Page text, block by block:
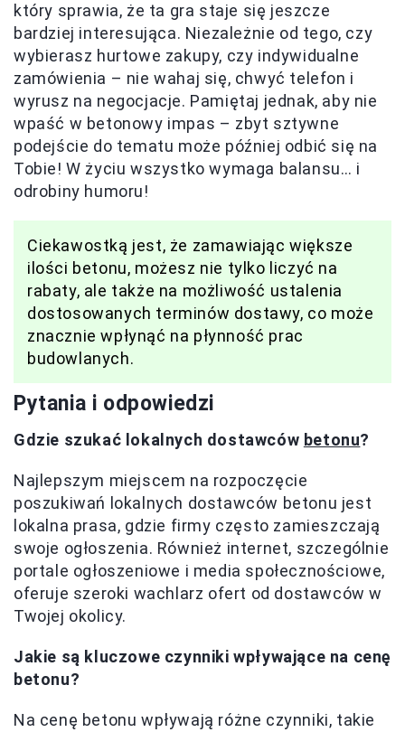
który sprawia, że ta gra staje się jeszcze
bardziej interesująca. Niezależnie od tego, czy
wybierasz hurtowe zakupy, czy indywidualne
zamówienia – nie wahaj się, chwyć telefon i
wyrusz na negocjacje. Pamiętaj jednak, aby nie
wpaść w betonowy impas – zbyt sztywne
podejście do tematu może później odbić się na
Tobie! W życiu wszystko wymaga balansu… i
odrobiny humoru!
Ciekawostką jest, że zamawiając większe
ilości betonu, możesz nie tylko liczyć na
rabaty, ale także na możliwość ustalenia
dostosowanych terminów dostawy, co może
znacznie wpłynąć na płynność prac
budowlanych.
Pytania i odpowiedzi
Gdzie szukać lokalnych dostawców betonu?
Najlepszym miejscem na rozpoczęcie
poszukiwań lokalnych dostawców betonu jest
lokalna prasa, gdzie firmy często zamieszczają
swoje ogłoszenia. Również internet, szczególnie
portale ogłoszeniowe i media społecznościowe,
oferuje szeroki wachlarz ofert od dostawców w
Twojej okolicy.
Jakie są kluczowe czynniki wpływające na cenę
betonu?
Na cenę betonu wpływają różne czynniki, takie